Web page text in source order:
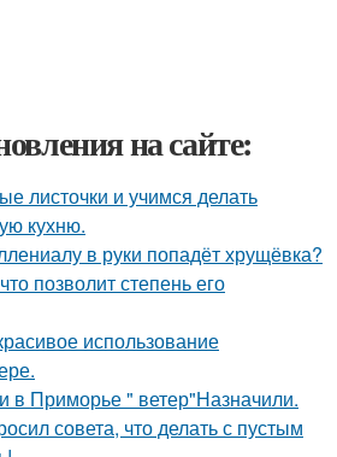
на сайте:
листочки и учимся делать
кухню.
в руки попадёт хрущёвка?
позволит степень его
использование
в Приморье " ветер"Назначили.
совета, что делать с пустым